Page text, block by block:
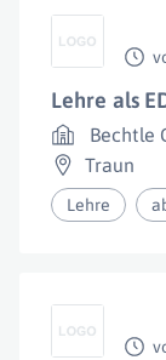
Lehre als
Bechtle
Traun
Lehre